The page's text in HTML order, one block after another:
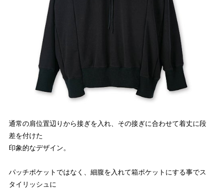
通常の肩位置辺りから接ぎを入れ、その接ぎに合わせて着丈に段
差を付けた
印象的なデザイン。
パッチポケットではなく、細腹を入れて箱ポケットにする事でス
タイリッシュに